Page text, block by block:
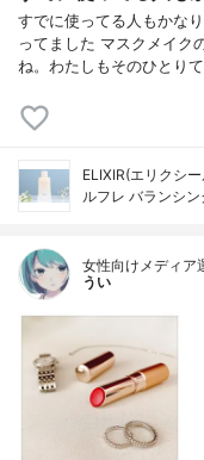
すでに使ってる人もかな
ってました マスクメイク
ね。わたしもそのひとり
ELIXIR(エリクシー
ルフレ バランシ
女性向けメディア
うい